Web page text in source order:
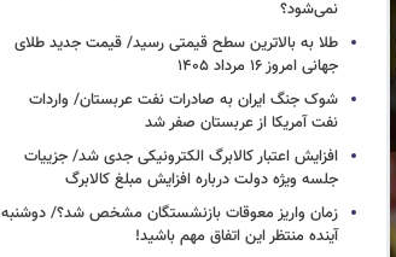
نمی‌شود؟
طلا به بالاترین سطح قیمتی رسید/ قیمت جدید طلای
جهانی امروز ۱۶ مرداد ۱۴۰۵
شوک جنگ ایران به صادرات نفت عربستان/ واردات
نفت آمریکا از عربستان صفر شد
افزایش اعتبار کالابرگ الکترونیکی جدی شد/ جزییات
جلسه ویژه دولت درباره افزایش مبلغ کالابرگ
زمان واریز معوقات بازنشستگان مشخص شد؟/ دوشنبه
آینده منتظر این اتفاق مهم باشید!